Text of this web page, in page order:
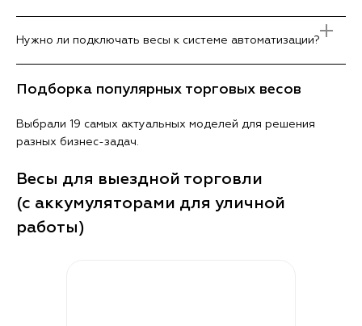
Нужно ли подключать весы к системе автоматизации?
Подборка популярных торговых весов
Выбрали 19 самых актуальных моделей для решения
разных бизнес-задач.
Весы для выездной торговли
(с аккумуляторами для уличной
работы)